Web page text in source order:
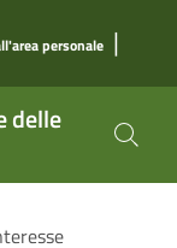
personale |
delle